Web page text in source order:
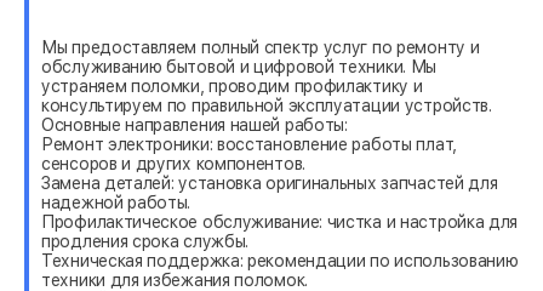
Мы предоставляем полный спектр услуг по ремонту и
обслуживанию бытовой и цифровой техники. Мы
устраняем поломки, проводим профилактику и
консультируем по правильной эксплуатации устройств.
Основные направления нашей работы:
Ремонт электроники: восстановление работы плат,
сенсоров и других компонентов.
Замена деталей: установка оригинальных запчастей для
надежной работы.
Профилактическое обслуживание: чистка и настройка для
продления срока службы.
Техническая поддержка: рекомендации по использованию
техники для избежания поломок.